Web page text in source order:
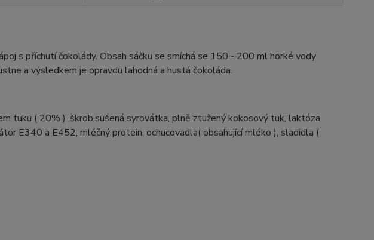
s příchutí čokolády. Obsah sáčku se smíchá se 150 - 200 ml horké vody
a výsledkem je opravdu lahodná a hustá čokoláda.
tuku ( 20% ) ,škrob,sušená syrovátka, plně ztužený kokosový tuk, laktóza,
E340 a E452, mléčný protein, ochucovadla( obsahující mléko ), sladidla (